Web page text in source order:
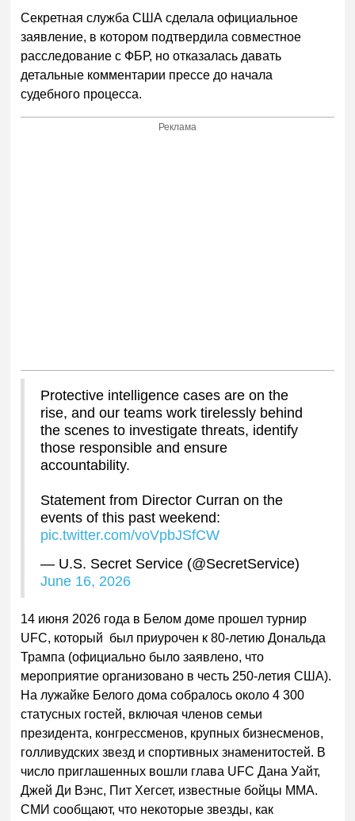
Секретная служба США сделала официальное
заявление, в котором подтвердила совместное
расследование с ФБР, но отказалась давать
детальные комментарии прессе до начала
судебного процесса.
Реклама
Protective intelligence cases are on the
rise, and our teams work tirelessly behind
the scenes to investigate threats, identify
those responsible and ensure
accountability.
Statement from Director Curran on the
events of this past weekend:
pic.twitter.com/voVpbJSfCW
— U.S. Secret Service (@SecretService)
June 16, 2026
14 июня 2026 года в Белом доме прошел турнир
UFC, который был приурочен к 80-летию Дональда
Трампа (официально было заявлено, что
мероприятие организовано в честь 250-летия США).
На лужайке Белого дома собралось около 4 300
статусных гостей, включая членов семьи
президента, конгрессменов, крупных бизнесменов,
голливудских звезд и спортивных знаменитостей. В
число приглашенных вошли глава UFC Дана Уайт,
Джей Ди Вэнс, Пит Хегсет, известные бойцы ММА.
СМИ сообщают, что некоторые звезды, как